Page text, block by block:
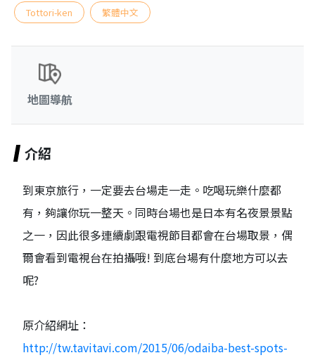
Tottori-ken 繁體中文
地圖導航
介紹
到東京旅行，一定要去台場走一走。吃喝玩樂什麼都
有，夠讓你玩一整天。同時台場也是日本有名夜景景點
之一，因此很多連續劇跟電視節目都會在台場取景，偶
爾會看到電視台在拍攝哦! 到底台場有什麼地方可以去
呢?
原介紹網址：
http://tw.tavitavi.com/2015/06/odaiba-best-spots-